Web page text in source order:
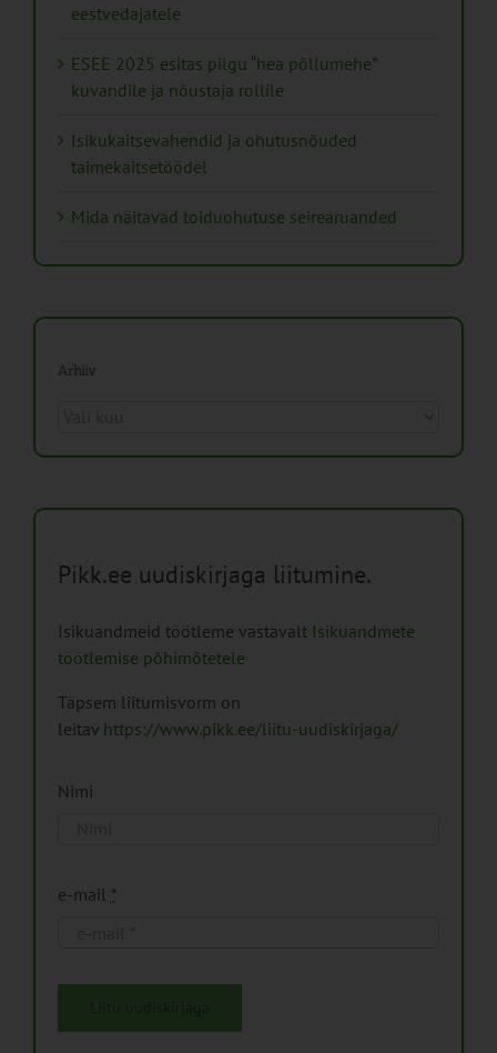
eestvedajatele
ESEE 2025 esitas pilgu “hea põllumehe”
kuvandile ja nõustaja rollile
Isikukaitsevahendid ja ohutusnõuded
taimekaitsetöödel
Mida näitavad toiduohutuse seirearuanded
Arhiiv
Pikk.ee uudiskirjaga liitumine.
Isikuandmeid töötleme vastavalt Isikuandmete
töötlemise põhimõtetele
Täpsem liitumisvorm on
leitav https://www.pikk.ee/liitu-uudiskirjaga/
Nimi
e-mail *